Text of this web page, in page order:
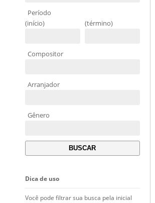
Período
(início)
(término)
Compositor
Arranjador
Gênero
Dica de uso
Você pode filtrar sua busca pela inicial